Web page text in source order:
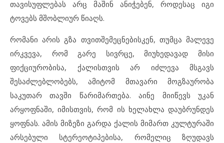
თავისუფლებას არც მაშინ ანიჭებენ, როდესაც იგი
ტოვებს მშობლიურ წიაღს.
რომანი არის გზა თვითშემეცნებისკენ, თუმცა მალევე
ირკვევა, რომ გარე სივრცე, მიუხედავად მისი
ფიქციურობისა, ქალისთვის არ იძლევა მსგავს
შესაძლებლობებს, ამიტომ მთავარი მოგზაურობა
საკუთარ თავში წარიმართება. აინე მიიწევს უკან
არყოფნაში, იმისთვის, რომ ის ხელახლა დაუბრუნდეს
ყოფნას. ამის მიზეზი გარდა ქალის მიმართ კულტურაში
არსებული სტერეოტიპებისა, რომელიც ზღუდავს